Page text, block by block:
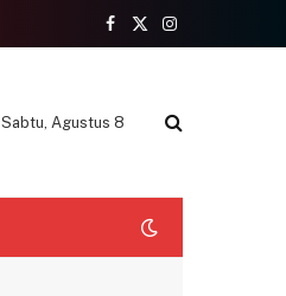
Facebook
X
Instagram
Sabtu, Agustus 8